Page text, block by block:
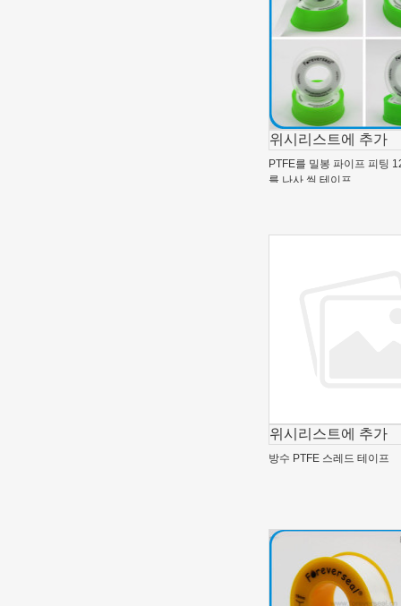
위시리스트에 추가
PTFE를 밀봉 파이프 피팅
를 나사 씰 테이프
위시리스트에 추가
방수 PTFE 스레드 테이프